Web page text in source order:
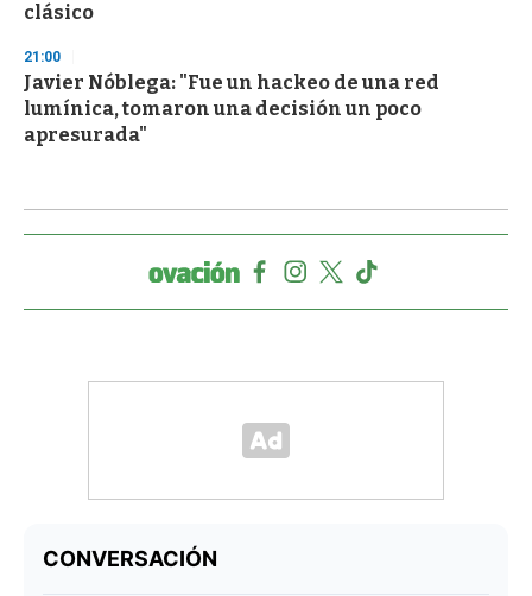
clásico
21:00
Javier Nóblega: "Fue un hackeo de una red
lumínica, tomaron una decisión un poco
apresurada"